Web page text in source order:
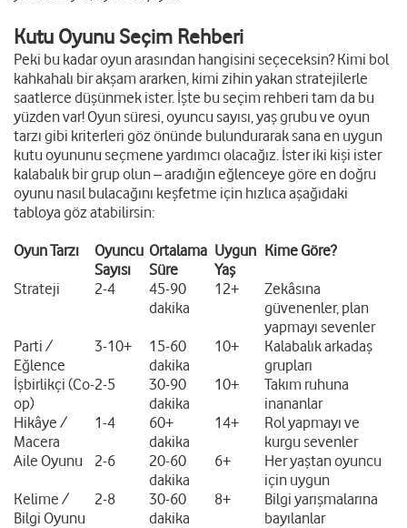
Kutu Oyunu Seçim Rehberi
Peki bu kadar oyun arasından hangisini seçeceksin? Kimi bol
kahkahalı bir akşam ararken, kimi zihin yakan stratejilerle
saatlerce düşünmek ister. İşte bu seçim rehberi tam da bu
yüzden var! Oyun süresi, oyuncu sayısı, yaş grubu ve oyun
tarzı gibi kriterleri göz önünde bulundurarak sana en uygun
kutu oyununu seçmene yardımcı olacağız. İster iki kişi ister
kalabalık bir grup olun – aradığın eğlenceye göre en doğru
oyunu nasıl bulacağını keşfetme için hızlıca aşağıdaki
tabloya göz atabilirsin:
Oyun Tarzı
Oyuncu
Sayısı
Ortalama
Süre
Uygun
Yaş
Kime Göre?
Strateji 2-4
45-90
dakika
12+
Zekâsına
güvenenler, plan
yapmayı sevenler
Parti /
Eğlence
3-10+
15-60
dakika
10+
Kalabalık arkadaş
grupları
İşbirlikçi (Co-
op)
2-5
30-90
dakika
10+
Takım ruhuna
inananlar
Hikâye /
Macera
1-4
60+
dakika
14+
Rol yapmayı ve
kurgu sevenler
Aile Oyunu
2-6
20-60
dakika
6+
Her yaştan oyuncu
için uygun
Kelime /
Bilgi Oyunu
2-8
30-60
dakika
8+
Bilgi yarışmalarına
bayılanlar